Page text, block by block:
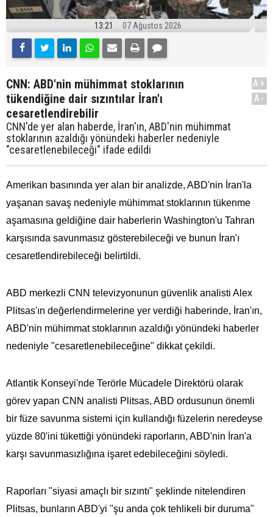
13:21 07 Ağustos 2026
CNN: ABD'nin mühimmat stoklarının
tükendiğine dair sızıntılar İran'ı
cesaretlendirebilir
CNN'de yer alan haberde, İran'ın, ABD'nin mühimmat
stoklarının azaldığı yönündeki haberler nedeniyle
"cesaretlenebileceği" ifade edildi
A+
A-
Amerikan basınında yer alan bir analizde, ABD'nin İran'la
yaşanan savaş nedeniyle mühimmat stoklarının tükenme
aşamasına geldiğine dair haberlerin Washington'u Tahran
karşısında savunmasız gösterebileceği ve bunun İran'ı
cesaretlendirebileceği belirtildi.
ABD merkezli CNN televizyonunun güvenlik analisti Alex
Plitsas'ın değerlendirmelerine yer verdiği haberinde, İran'ın,
ABD'nin mühimmat stoklarının azaldığı yönündeki haberler
nedeniyle "cesaretlenebileceğine" dikkat çekildi.
Atlantik Konseyi'nde Terörle Mücadele Direktörü olarak
görev yapan CNN analisti Plitsas, ABD ordusunun önemli
bir füze savunma sistemi için kullandığı füzelerin neredeyse
yüzde 80'ini tükettiği yönündeki raporların, ABD'nin İran'a
karşı savunmasızlığına işaret edebileceğini söyledi.
Raporları "siyasi amaçlı bir sızıntı" şeklinde nitelendiren
Plitsas, bunların ABD'yi "şu anda çok tehlikeli bir duruma"